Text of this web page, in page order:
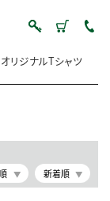
オリジナルTシャツ
新着順